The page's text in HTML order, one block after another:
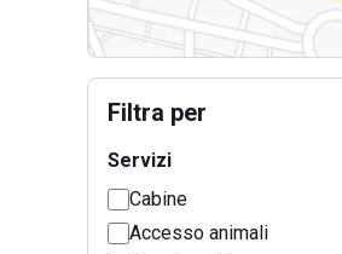
Filtra per
Servizi
Cabine
Accesso animali